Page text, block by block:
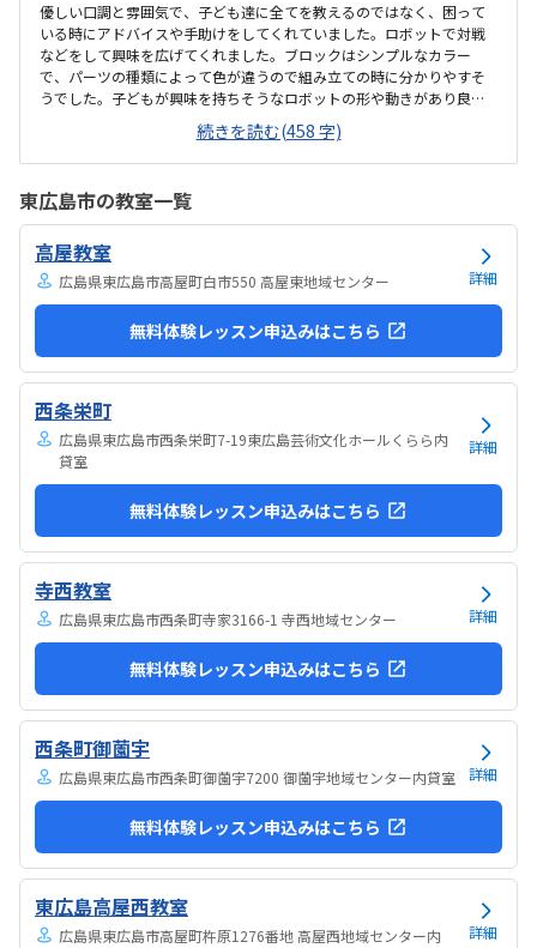
優しい口調と雰囲気で、子ども達に全てを教えるのではなく、困って
いる時にアドバイスや手助けをしてくれていました。ロボットで対戦
などをして興味を広げてくれました。ブロックはシンプルなカラー
で、パーツの種類によって色が違うので組み立ての時に分かりやすそ
うでした。子どもが興味を持ちそうなロボットの形や動きがあり良か
ったです。駐車場は停めやすく、分かりやすい場所にあるので助かり
ます。近くに別の施設もあるので、習ってない兄弟が過ごしやすいと
思いました。教室はシンプルで余計なものが置いてないので集中でき
したりできるのは助かります。料金は今の物価で考えれば高いとは思
いませんが、子どもの成長具合で判断すると思います。子どもが自発
的にどんどん作り進めていったのには正直驚きました。最初からたく
さんあれこれ説明されずブロックを触らせてもらったの...
続きを読む(458 字)
東広島市の教室一覧
高屋教室
広島県東広島市高屋町白市550 高屋東地域センター 詳細
無料体験レッスン申込みはこちら
西条栄町
広島県東広島市西条栄町7-19東広島芸術文化ホールくらら内
貸室
詳細
無料体験レッスン申込みはこちら
寺西教室
広島県東広島市西条町寺家3166-1 寺西地域センター 詳細
無料体験レッスン申込みはこちら
西条町御薗宇
広島県東広島市西条町御薗宇7200 御薗宇地域センター内貸室 詳細
無料体験レッスン申込みはこちら
東広島高屋西教室
広島県東広島市高屋町杵原1276番地 高屋西地域センター内 詳細